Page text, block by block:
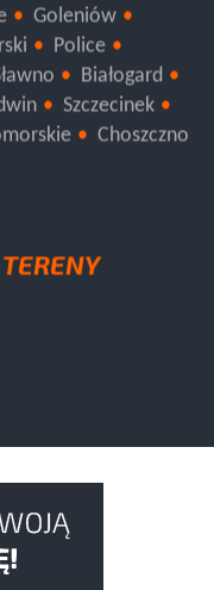
Goleniów
Police
Białogard
Szczecinek
Choszczno
TERENY